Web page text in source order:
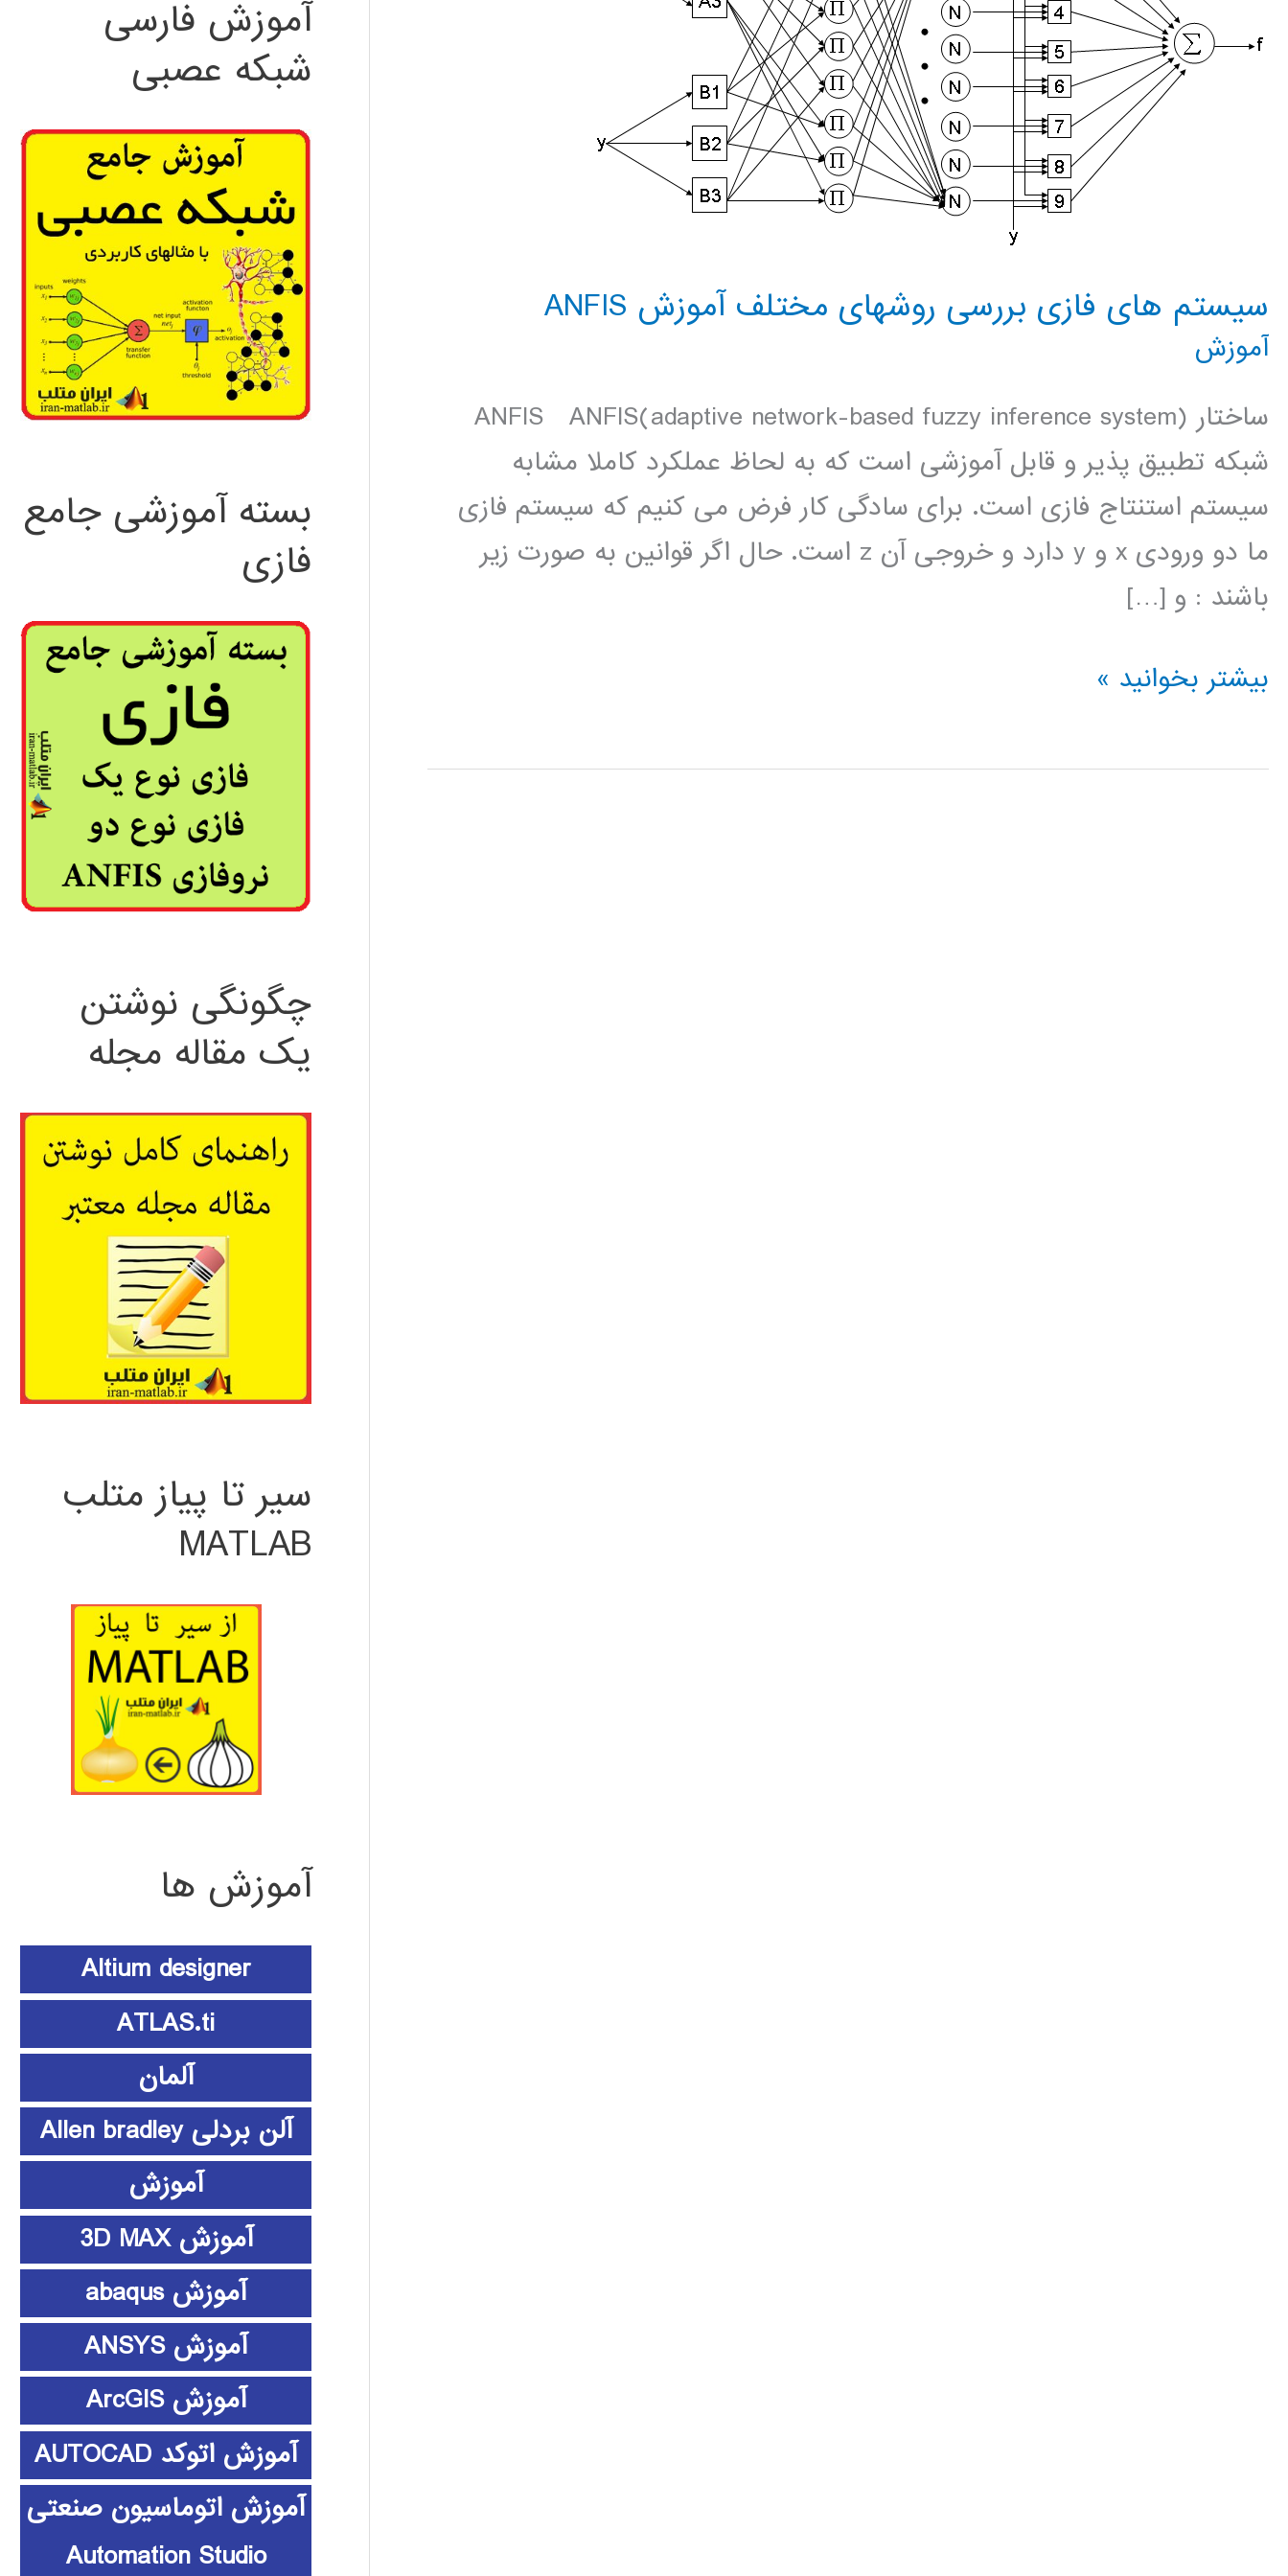
سيستم های فازی بررسی روشهای مختلف آموزش ANFIS
آموزش
ساختار ANFIS ANFIS(adaptive network-based fuzzy inference system)
شبکه تطبيق پذير و قابل آموزشی است که به لحاظ عملکرد کاملا مشابه
سيستم استنتاج فازی است. برای سادگی کار فرض می کنيم که سيستم فازی
ما دو ورودی x و y دارد و خروجی آن z است. حال اگر قوانين به صورت زير
باشند : و […]
سيستم
فازی
بیشتر بخوانید »
آموزش فارسی
شبکه عصبی
بسته آموزشی جامع
فازی
چگونگی نوشتن
یک مقاله مجله
سیر تا پیاز متلب
MATLAB
آموزش ها
Altium designer
ATLAS.ti
آلمان
آلن بردلی Allen bradley
آموزش
آموزش 3D MAX
آموزش abaqus
آموزش ANSYS
آموزش ArcGIS
آموزش اتوکد AUTOCAD
آموزش اتوماسیون صنعتی
Automation Studio